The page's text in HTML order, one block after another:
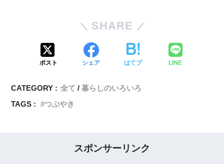
SHARE
ポスト シェア はてブ LINE
CATEGORY : 全て
暮らしのいろいろ
TAGS :
つぶやき
スポンサーリンク